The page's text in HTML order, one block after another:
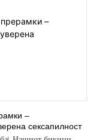
–
сексапилност